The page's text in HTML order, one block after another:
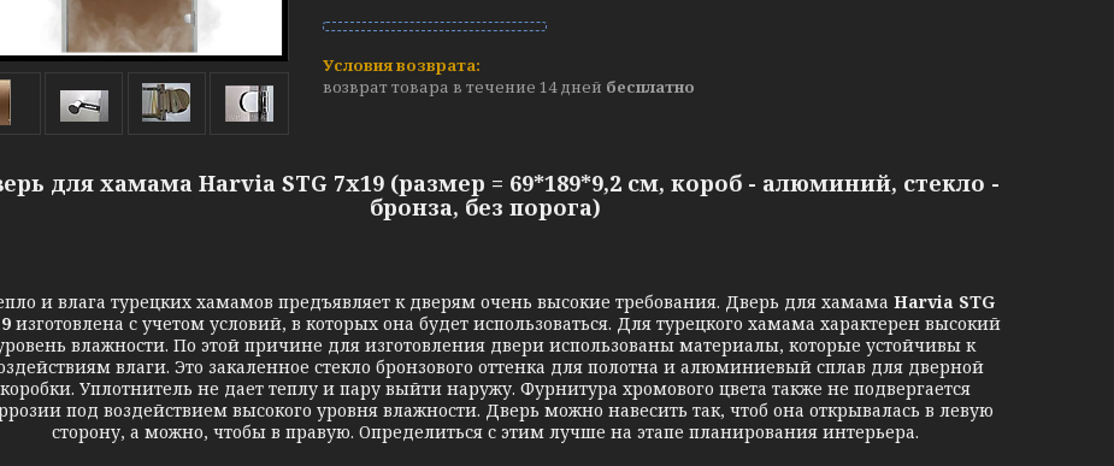
возврат товара в течение 14 дней бесплатно
для хамама Harvia STG 7х19 (размер = 69*189*9,2 см, короб - алюминий, стекло -
бронза, без порога)
и влага турецких хамамов предъявляет к дверям очень высокие требования. Дверь для хамама Harvia STG
изготовлена с учетом условий, в которых она будет использоваться. Для турецкого хамама характерен высокий
влажности. По этой причине для изготовления двери использованы материалы, которые устойчивы к
влаги. Это закаленное стекло бронзового оттенка для полотна и алюминиевый сплав для дверной
коробки. Уплотнитель не дает теплу и пару выйти наружу. Фурнитура хромового цвета также не подвергается
под воздействием высокого уровня влажности. Дверь можно навесить так, чтоб она открывалась в левую
сторону, а можно, чтобы в правую. Определиться с этим лучше на этапе планирования интерьера.